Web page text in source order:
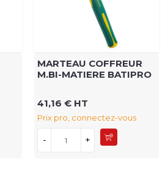
MARTEAU COFFREUR
M.BI-MATIERE BATIPRO
41,16 € HT
Prix pro, connectez-vous
- +